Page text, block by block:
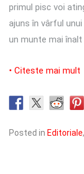
primul pisc voi
ajuns în vârful
un munte mai
• Citeste mai mult
Posted in Editoriale,